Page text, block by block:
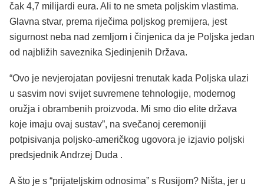
čak 4,7 milijardi eura. Ali to ne smeta poljskim vlastima.
Glavna stvar, prema riječima poljskog premijera, jest
sigurnost neba nad zemljom i činjenica da je Poljska jedan
od najbližih saveznika Sjedinjenih Država.
“Ovo je nevjerojatan povijesni trenutak kada Poljska ulazi
u sasvim novi svijet suvremene tehnologije, modernog
oružja i obrambenih proizvoda. Mi smo dio elite država
koje imaju ovaj sustav”, na svečanoj ceremoniji
potpisivanja poljsko-američkog ugovora je izjavio poljski
predsjednik Andrzej Duda .
A što je s “prijateljskim odnosima” s Rusijom? Ništa, jer u